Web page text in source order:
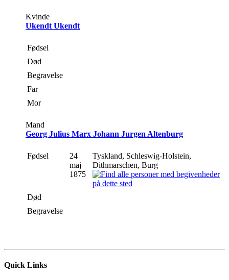
Kvinde
Ukendt Ukendt
Fødsel
Død
Begravelse
Far
Mor
Mand
Georg Julius Marx Johann Jurgen Altenburg
Fødsel
24
maj
1875
Tyskland, Schleswig-Holstein,
Dithmarschen, Burg
Død
Begravelse
Quick Links